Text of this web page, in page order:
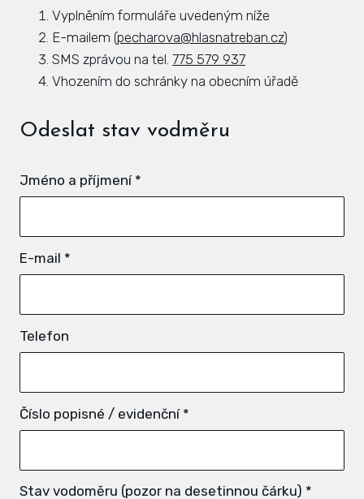
Vyplněním formuláře uvedeným níže
E-mailem (pecharova@hlasnatreban.cz)
SMS zprávou na tel. 775 579 937
Vhozením do schránky na obecním úřadě
Odeslat stav vodměru
Jméno a příjmení *
E-mail *
Telefon
Číslo popisné / evidenční *
Stav vodoměru (pozor na desetinnou čárku) *